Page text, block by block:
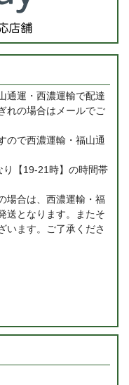
通運・西濃運輸で配達
れの場合はメールでご
ので西濃運輸・福山通
【19-21時】の時間帯
場合は、西濃運輸・福
送となります。またそ
います。ご了承くださ